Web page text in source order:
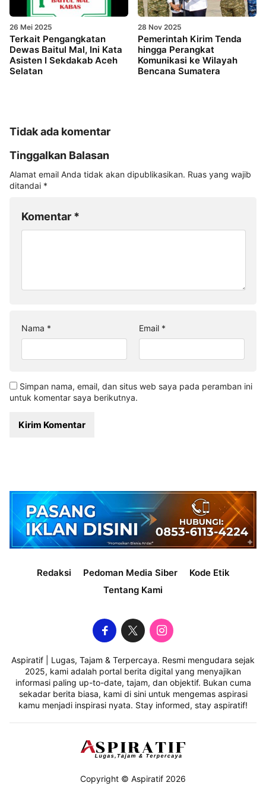
26 Mei 2025
Terkait Pengangkatan
Dewas Baitul Mal, Ini Kata
Asisten I Sekdakab Aceh
Selatan
28 Nov 2025
Pemerintah Kirim Tenda
hingga Perangkat
Komunikasi ke Wilayah
Bencana Sumatera
Tidak ada komentar
Tinggalkan Balasan
Alamat email Anda tidak akan dipublikasikan. Ruas yang wajib
ditandai *
Komentar *
Nama * Email *
Simpan nama, email, dan situs web saya pada peramban ini
untuk komentar saya berikutnya.
Redaksi Pedoman Media Siber
Kode Etik
Tentang Kami
Aspiratif | Lugas, Tajam & Terpercaya. Resmi mengudara sejak
2025, kami adalah portal berita digital yang menyajikan
informasi paling up-to-date, tajam, dan objektif. Bukan cuma
sekadar berita biasa, kami di sini untuk mengemas aspirasi
kamu menjadi inspirasi nyata. Stay informed, stay aspiratif!
Copyright © Aspiratif 2026